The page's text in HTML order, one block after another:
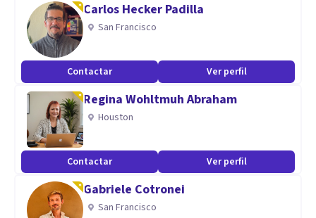
Desempeño en especialidad de adulto joven.
Carlos Hecker Padilla
San Francisco
Contactar Ver perfil
Regina Wohltmuh Abraham
Houston
Contactar Ver perfil
Gabriele Cotronei
San Francisco